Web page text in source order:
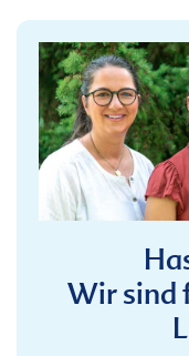
Wir sind